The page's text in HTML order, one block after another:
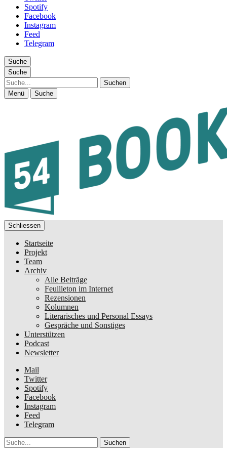
Spotify
Facebook
Instagram
Feed
Telegram
Suche
Suche
Suche
Menü Suche
Schliessen
Startseite
Projekt
Team
Archiv
Alle Beiträge
Feuilleton im Internet
Rezensionen
Kolumnen
Literarisches und Personal Essays
Gespräche und Sonstiges
Unterstützen
Podcast
Newsletter
Mail
Twitter
Spotify
Facebook
Instagram
Feed
Telegram
Suche